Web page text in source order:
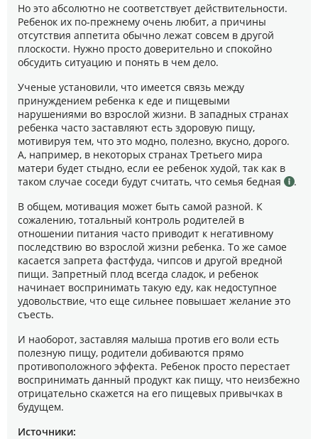
Но это абсолютно не соответствует действительности.
Ребенок их по-прежнему очень любит, а причины
отсутствия аппетита обычно лежат совсем в другой
плоскости. Нужно просто доверительно и спокойно
обсудить ситуацию и понять в чем дело.
Ученые установили, что имеется связь между
принуждением ребенка к еде и пищевыми
нарушениями во взрослой жизни. В западных странах
ребенка часто заставляют есть здоровую пищу,
мотивируя тем, что это модно, полезно, вкусно, дорого.
А, например, в некоторых странах Третьего мира
матери будет стыдно, если ее ребенок худой, так как в
таком случае соседи будут считать, что семья бедная
.
В общем, мотивация может быть самой разной. К
сожалению, тотальный контроль родителей в
отношении питания часто приводит к негативному
последствию во взрослой жизни ребенка. То же самое
касается запрета фастфуда, чипсов и другой вредной
пищи. Запретный плод всегда сладок, и ребенок
начинает воспринимать такую еду, как недоступное
удовольствие, что еще сильнее повышает желание это
съесть.
И наоборот, заставляя малыша против его воли есть
полезную пищу, родители добиваются прямо
противоположного эффекта. Ребенок просто перестает
воспринимать данный продукт как пищу, что неизбежно
отрицательно скажется на его пищевых привычках в
будущем.
Источники: